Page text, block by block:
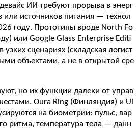
ИИ требуют прорыва в энерг
или источников питания — технол
году. Прототипы вроде North Fo
или Google Glass Enterprise Editi
сценариях (складская логист
объектами, а не в открытой сре
но их функции далеки от управ
Oura Ring (Финляндия) и Ul
на биометрии: пульс, вар
ритма, температура тела — данн